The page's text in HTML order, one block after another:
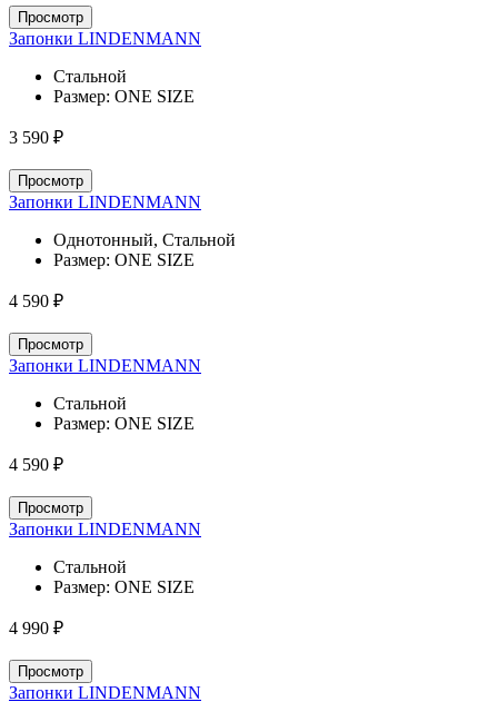
Просмотр
Запонки LINDENMANN
Стальной
Размер: ONE SIZE
3 590 ₽
Просмотр
Запонки LINDENMANN
Однотонный, Стальной
Размер: ONE SIZE
4 590 ₽
Просмотр
Запонки LINDENMANN
Стальной
Размер: ONE SIZE
4 590 ₽
Просмотр
Запонки LINDENMANN
Стальной
Размер: ONE SIZE
4 990 ₽
Просмотр
Запонки LINDENMANN